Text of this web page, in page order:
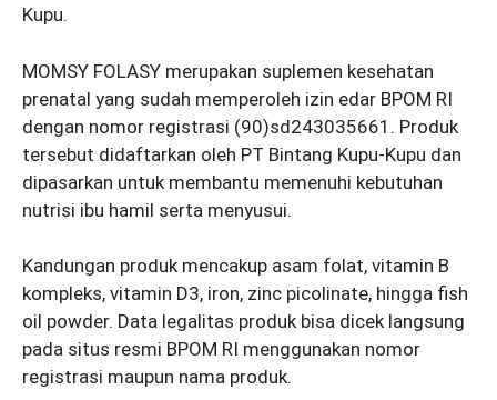
Kupu.
MOMSY FOLASY merupakan suplemen kesehatan
prenatal yang sudah memperoleh izin edar BPOM RI
dengan nomor registrasi (90)sd243035661. Produk
tersebut didaftarkan oleh PT Bintang Kupu-Kupu dan
dipasarkan untuk membantu memenuhi kebutuhan
nutrisi ibu hamil serta menyusui.
Kandungan produk mencakup asam folat, vitamin B
kompleks, vitamin D3, iron, zinc picolinate, hingga fish
oil powder. Data legalitas produk bisa dicek langsung
pada situs resmi BPOM RI menggunakan nomor
registrasi maupun nama produk.